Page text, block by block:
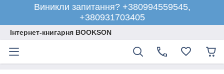
Виникли запитання? +380994559545,
+380931703405
Інтернет-книгарня BOOKSON